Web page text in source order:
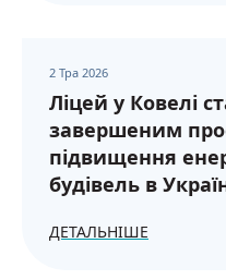
2 Тра 2026
Ліцей у Ковелі
завершеним
підвищення
будівель в
ДЕТАЛЬНІШЕ